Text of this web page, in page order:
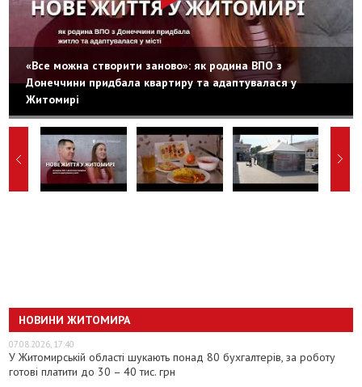
«Все можна створити заново»: як родина ВПО з
Донеччини придбала квартиру та адаптувалася у
Житомирі
НОВИНИ ЖИТОМИРА
07.08.2026, 17:40
У Житомирській області шукають понад 80 бухгалтерів, за роботу
готові платити до 30 – 40 тис. грн